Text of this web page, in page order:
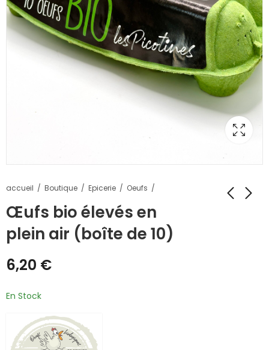
accueil Boutique Epicerie Oeufs
Œufs bio élevés en
plein air (boîte de 10)
6,20 €
En Stock